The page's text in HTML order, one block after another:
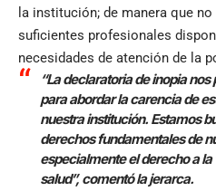
la institución; de manera que
suficientes profesionales
necesidades de atención de la
“La declaratoria de inopia
para abordar la carencia de
nuestra institución. Estamos
derechos fundamentales de
especialmente el derecho a
salud”, comentó la jerarca.